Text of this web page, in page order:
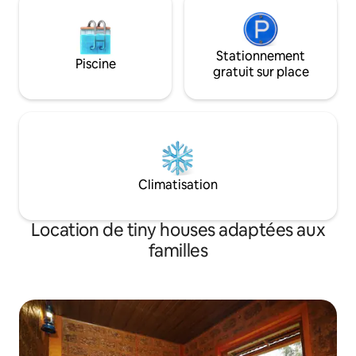
Piscine
Stationnement
gratuit sur place
Climatisation
Location de tiny houses adaptées aux
familles